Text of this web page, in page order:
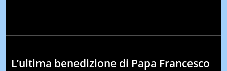
L’ultima benedizione di Papa Francesco